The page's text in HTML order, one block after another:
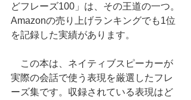
どフレーズ100」は、その王道の一つ。
Amazonの売り上げランキングでも1位
を記録した実績があります。
この本は、ネイティブスピーカーが
実際の会話で使う表現を厳選したフレ
ーズ集です。収録されている表現はど